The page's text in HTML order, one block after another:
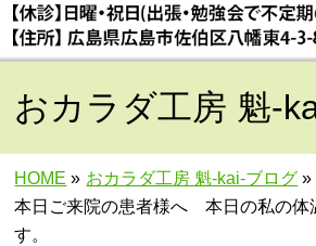
おカラダ工房 魁-
HOME » おカラダ工房 魁-kai-ブログ »
本日ご来院の患者様へ 本日の私の体
す。